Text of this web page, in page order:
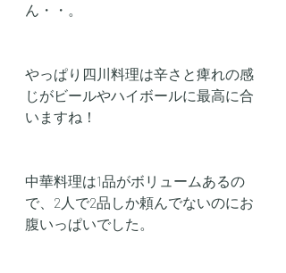
ん・・。
やっぱり四川料理は辛さと痺れの感
じがビールやハイボールに最高に合
いますね！
中華料理は1品がボリュームあるの
で、2人で2品しか頼んでないのにお
腹いっぱいでした。